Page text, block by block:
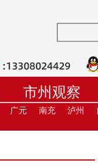
市州观察
健康 培
广元 南充 泸州